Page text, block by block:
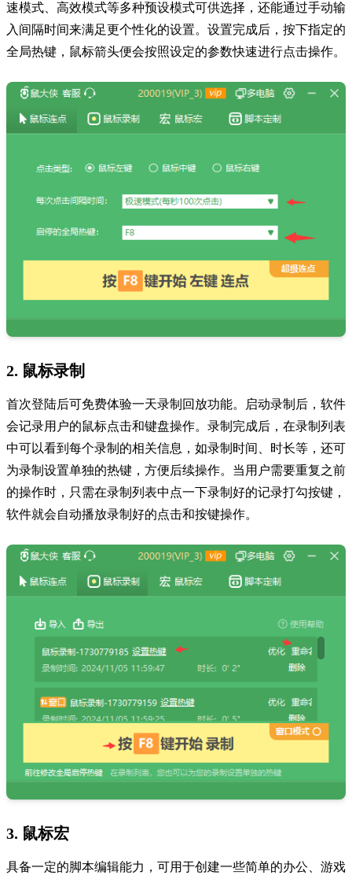
速模式、高效模式等多种预设模式可供选择，还能通过手动输
入间隔时间来满足更个性化的设置。设置完成后，按下指定的
全局热键，鼠标箭头便会按照设定的参数快速进行点击操作。
2. 鼠标录制
首次登陆后可免费体验一天录制回放功能。启动录制后，软件
会记录用户的鼠标点击和键盘操作。录制完成后，在录制列表
中可以看到每个录制的相关信息，如录制时间、时长等，还可
为录制设置单独的热键，方便后续操作。当用户需要重复之前
的操作时，只需在录制列表中点一下录制好的记录打勾按键，
软件就会自动播放录制好的点击和按键操作。
3. 鼠标宏
具备一定的脚本编辑能力，可用于创建一些简单的办公、游戏